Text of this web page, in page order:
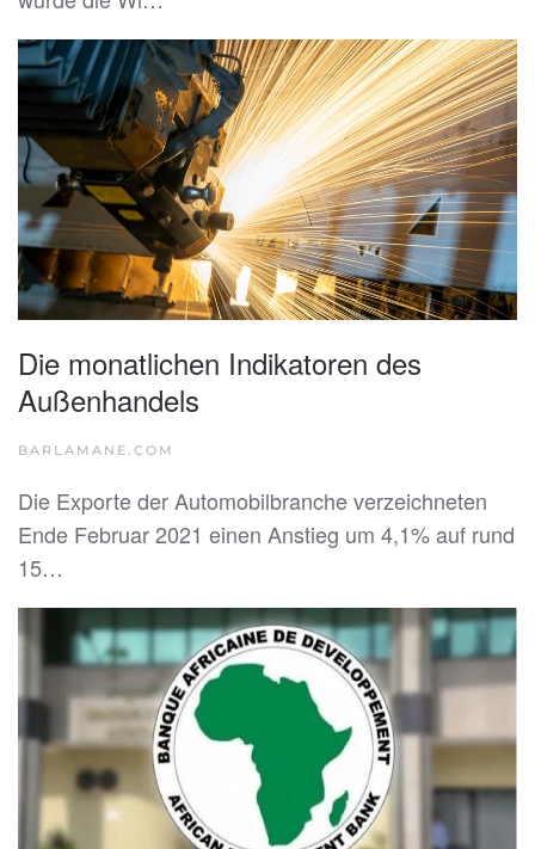
Die monatlichen Indikatoren des
Außenhandels
BARLAMANE.COM
Die Exporte der Automobilbranche verzeichneten
Ende Februar 2021 einen Anstieg um 4,1% auf rund
15…